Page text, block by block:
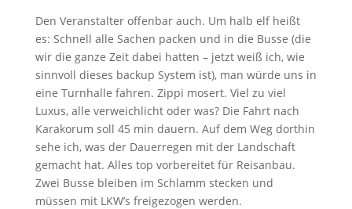
Den Veranstalter offenbar auch. Um halb elf heißt
es: Schnell alle Sachen packen und in die Busse (die
wir die ganze Zeit dabei hatten – jetzt weiß ich, wie
sinnvoll dieses backup System ist), man würde uns in
eine Turnhalle fahren. Zippi mosert. Viel zu viel
Luxus, alle verweichlicht oder was? Die Fahrt nach
Karakorum soll 45 min dauern. Auf dem Weg dorthin
sehe ich, was der Dauerregen mit der Landschaft
gemacht hat. Alles top vorbereitet für Reisanbau.
Zwei Busse bleiben im Schlamm stecken und
müssen mit LKW’s freigezogen werden.